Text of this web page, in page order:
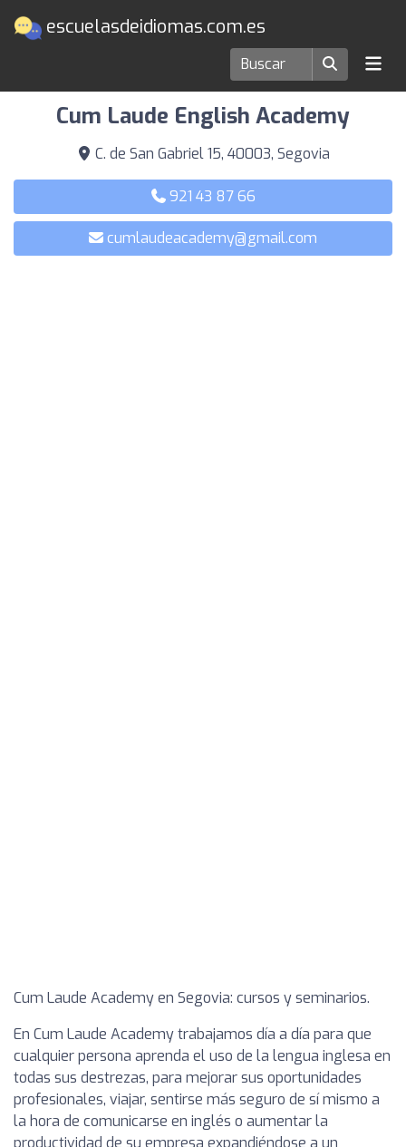
escuelasdeidiomas.com.es
Escuelas de idiomas en Segovia
Cum Laude English Academy
C. de San Gabriel 15, 40003, Segovia
921 43 87 66
cumlaudeacademy@gmail.com
Cum Laude Academy en Segovia: cursos y seminarios.
En Cum Laude Academy trabajamos día a día para que
cualquier persona aprenda el uso de la lengua inglesa en
todas sus destrezas, para mejorar sus oportunidades
profesionales, viajar, sentirse más seguro de sí mismo a
la hora de comunicarse en inglés o aumentar la
productividad de su empresa expandiéndose a un